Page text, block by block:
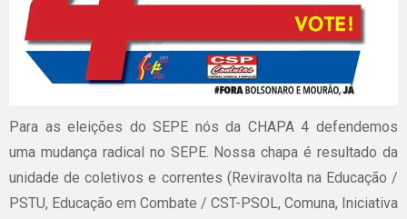
Para as eleições do SEPE nós da CHAPA 4 defendemos
uma mudança radical no SEPE. Nossa chapa é resultado da
unidade de coletivos e correntes (Reviravolta na Educação /
PSTU, Educação em Combate / CST-PSOL, Comuna, Iniciativa